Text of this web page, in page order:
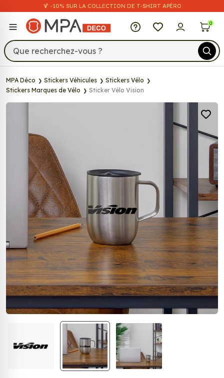
🍹 -10% SUR LA COLLECTION DE T-SHIRT APÉRO
MPA Déco 0
MPA Déco Stickers Véhicules
Stickers Vélo
Stickers Marques de Vélo
Sticker Vélo Vision